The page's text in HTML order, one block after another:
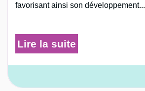
favorisant ainsi son développement...
Lire la suite